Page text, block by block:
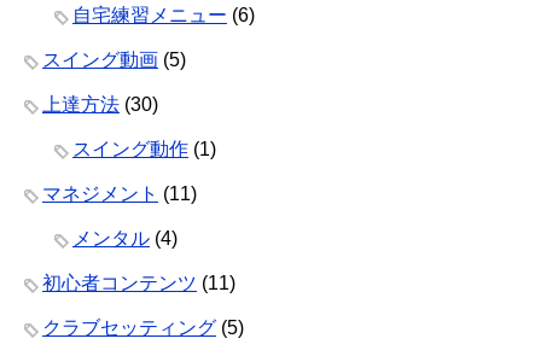
自宅練習メニュー (6)
スイング動画 (5)
上達方法 (30)
スイング動作 (1)
マネジメント (11)
メンタル (4)
初心者コンテンツ (11)
クラブセッティング (5)